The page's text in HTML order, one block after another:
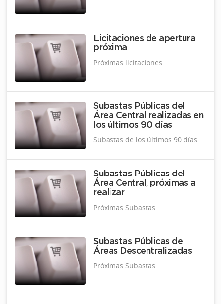
Licitaciones de apertura
próxima
Próximas licitaciones
Subastas Públicas del
Área Central realizadas en
los últimos 90 días
Subastas de los últimos 90 días
Subastas Públicas del
Área Central, próximas a
realizar
Próximas Subastas
Subastas Públicas de
Áreas Descentralizadas
Próximas Subastas